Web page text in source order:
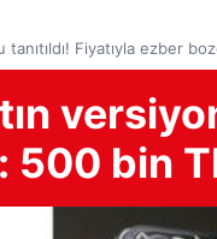
Fiyatıyla ezber
500 bin